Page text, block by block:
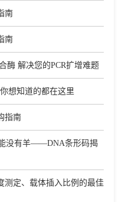
南
南
酶 解决您的PCR扩增难题
想知道的都在这里
指南
没有羊——DNA条形码揭
测定、载体插入比例的最佳